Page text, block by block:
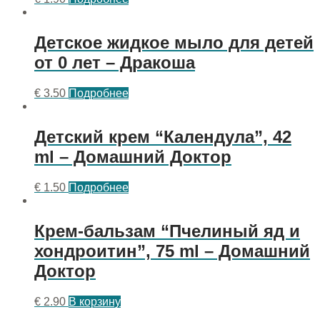
Детское жидкое мыло для детей
от 0 лет – Дракоша
€ 3.50 Подробнее
Детский крем “Календула”, 42
ml – Домашний Доктор
€ 1.50 Подробнее
Крем-бальзам “Пчелиный яд и
хондроитин”, 75 ml – Домашний
Доктор
€ 2.90 В корзину